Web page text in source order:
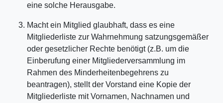
eine solche Herausgabe.
Macht ein Mitglied glaubhaft, dass es eine
Mitgliederliste zur Wahrnehmung satzungsgemäßer
oder gesetzlicher Rechte benötigt (z.B. um die
Einberufung einer Mitgliederversammlung im
Rahmen des Minderheitenbegehrens zu
beantragen), stellt der Vorstand eine Kopie der
Mitgliederliste mit Vornamen, Nachnamen und